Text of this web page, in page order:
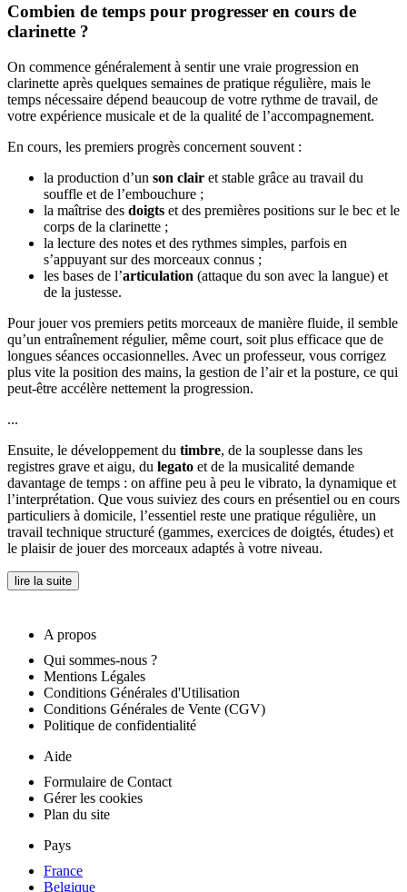
Combien de temps pour progresser en cours de
clarinette ?
On commence généralement à sentir une vraie progression en
clarinette après quelques semaines de pratique régulière, mais le
temps nécessaire dépend beaucoup de votre rythme de travail, de
votre expérience musicale et de la qualité de l’accompagnement.
En cours, les premiers progrès concernent souvent :
la production d’un son clair et stable grâce au travail du
souffle et de l’embouchure ;
la maîtrise des doigts et des premières positions sur le bec et le
corps de la clarinette ;
la lecture des notes et des rythmes simples, parfois en
s’appuyant sur des morceaux connus ;
les bases de l’articulation (attaque du son avec la langue) et
de la justesse.
Pour jouer vos premiers petits morceaux de manière fluide, il semble
qu’un entraînement régulier, même court, soit plus efficace que de
longues séances occasionnelles. Avec un professeur, vous corrigez
plus vite la position des mains, la gestion de l’air et la posture, ce qui
peut-être accélère nettement la progression.
...
Ensuite, le développement du timbre, de la souplesse dans les
registres grave et aigu, du legato et de la musicalité demande
davantage de temps : on affine peu à peu le vibrato, la dynamique et
l’interprétation. Que vous suiviez des cours en présentiel ou en cours
particuliers à domicile, l’essentiel reste une pratique régulière, un
travail technique structuré (gammes, exercices de doigtés, études) et
le plaisir de jouer des morceaux adaptés à votre niveau.
lire la suite
A propos
Qui sommes-nous ?
Mentions Légales
Conditions Générales d'Utilisation
Conditions Générales de Vente (CGV)
Politique de confidentialité
Aide
Formulaire de Contact
Gérer les cookies
Plan du site
Pays
France
Belgique